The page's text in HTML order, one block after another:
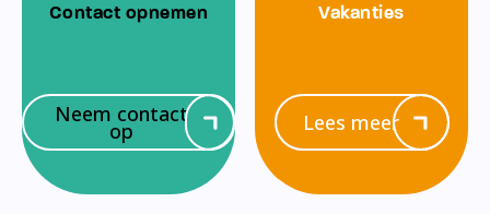
Contact opnemen
Neem contact
op
Vakanties
Lees meer